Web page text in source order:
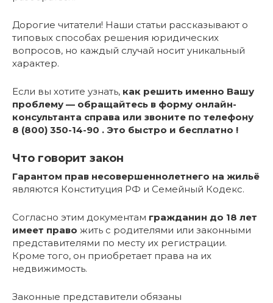
Дорогие читатели! Наши статьи рассказывают о
типовых способах решения юридических
вопросов, но каждый случай носит уникальный
характер.
Если вы хотите узнать, как решить именно Вашу
проблему — обращайтесь в форму онлайн-
консультанта справа или звоните по телефону
8 (800) 350-14-90 . Это быстро и бесплатно !
Что говорит закон
Гарантом прав несовершеннолетнего на жильё
являются Конституция РФ и Семейный Кодекс.
Согласно этим документам гражданин до 18 лет
имеет право жить с родителями или законными
представителями по месту их регистрации.
Кроме того, он приобретает права на их
недвижимость.
Законные представители обязаны